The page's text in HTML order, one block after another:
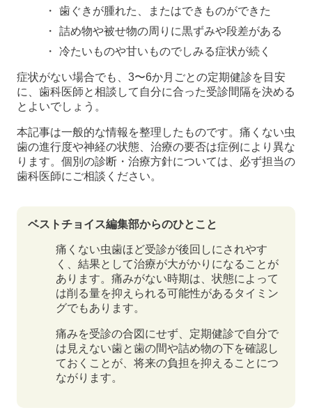
歯ぐきが腫れた、またはできものができた
詰め物や被せ物の周りに黒ずみや段差がある
冷たいものや甘いものでしみる症状が続く
症状がない場合でも、3〜6か月ごとの定期健診を目安
に、歯科医師と相談して自分に合った受診間隔を決める
とよいでしょう。
本記事は一般的な情報を整理したものです。痛くない虫
歯の進行度や神経の状態、治療の要否は症例により異な
ります。個別の診断・治療方針については、必ず担当の
歯科医師にご相談ください。
ベストチョイス編集部からのひとこと
痛くない虫歯ほど受診が後回しにされやす
く、結果として治療が大がかりになることが
あります。痛みがない時期は、状態によって
は削る量を抑えられる可能性があるタイミン
グでもあります。
痛みを受診の合図にせず、定期健診で自分で
は見えない歯と歯の間や詰め物の下を確認し
ておくことが、将来の負担を抑えることにつ
ながります。